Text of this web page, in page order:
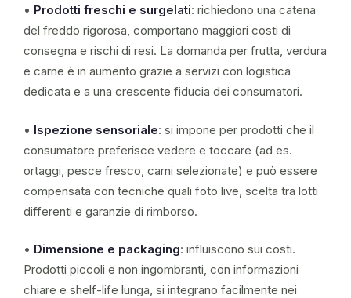
• Prodotti freschi e surgelati: richiedono una catena
del freddo rigorosa, comportano maggiori costi di
consegna e rischi di resi. La domanda per frutta, verdura
e carne è in aumento grazie a servizi con logistica
dedicata e a una crescente fiducia dei consumatori.
• Ispezione sensoriale: si impone per prodotti che il
consumatore preferisce vedere e toccare (ad es.
ortaggi, pesce fresco, carni selezionate) e può essere
compensata con tecniche quali foto live, scelta tra lotti
differenti e garanzie di rimborso.
• Dimensione e packaging: influiscono sui costi.
Prodotti piccoli e non ingombranti, con informazioni
chiare e shelf-life lunga, si integrano facilmente nei